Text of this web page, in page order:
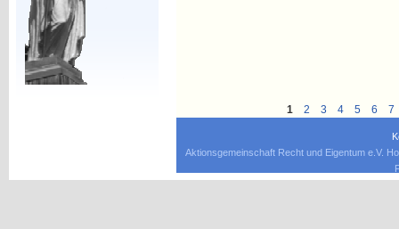
1 2 3 4 5 6 7
Aktionsgemeinschaft Recht und Eigentum e.V.